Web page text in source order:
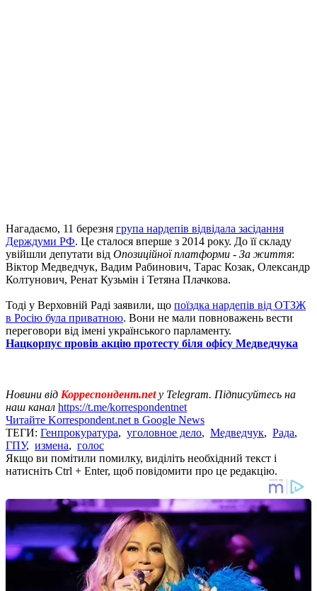
Нагадаємо, 11 березня група нардепів відвідала засідання
Держдуми РФ. Це сталося вперше з 2014 року. До її складу
увійшли депутати від Опозиційної платформи - За життя:
Віктор Медведчук, Вадим Рабинович, Тарас Козак, Олександр
Колтунович, Ренат Кузьмін і Тетяна Плачкова.
Тоді у Верховній Раді заявили, що поїздка нардепів від ОТЗЖ
в Росію була приватною. Вони не мали повноважень вести
переговори від імені українського парламенту.
Нацкорпус провів акцію протесту біля офісу Медведчука
Новини від Корреспондент.net у Telegram. Підписуйтесь на
наш канал https://t.me/korrespondentnet
Читайте Korrespondent.net в Google News
ТЕГИ: Генпрокуратура, уголовное дело, Медведчук, Рада,
ГПУ, измена, голос
Якщо ви помітили помилку, виділіть необхідний текст і
натисніть Ctrl + Enter, щоб повідомити про це редакцію.